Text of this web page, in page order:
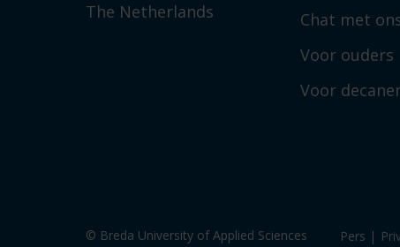
The Netherlands
Chat met
Voor ouders
Voor
© Breda University of Applied Sciences Pers |